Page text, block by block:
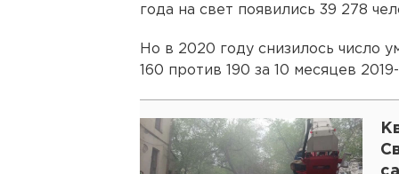
года на свет появились 39 278
Но в 2020 году снизилось число
160 против 190 за 10 месяцев